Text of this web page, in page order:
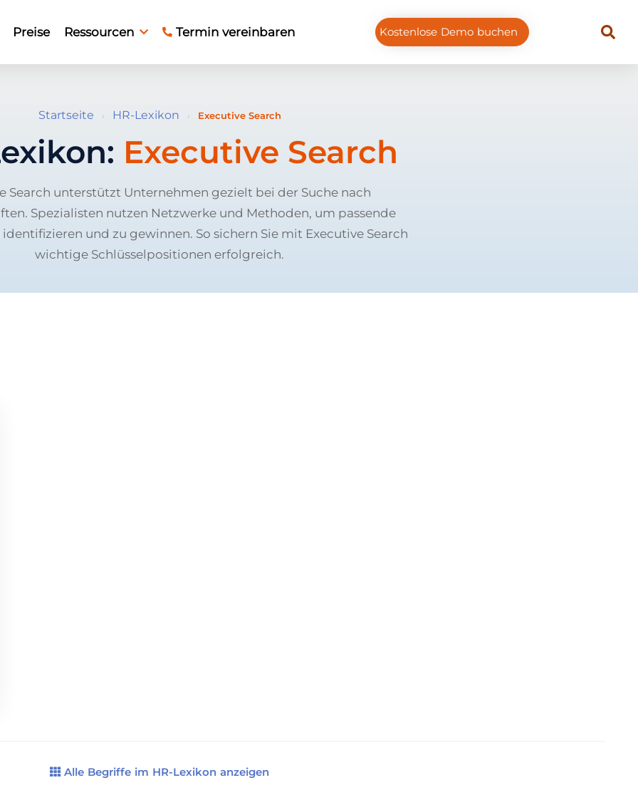
Preise Ressourcen Termin vereinbaren Kostenlose Demo buchen
Startseite › HR-Lexikon › Executive Search
Executive Search
Search unterstützt Unternehmen gezielt bei der Suche nach
Spezialisten nutzen Netzwerke und Methoden, um passende
und zu gewinnen. So sichern Sie mit Executive Search
wichtige Schlüsselpositionen erfolgreich.
Alle Begriffe im HR-Lexikon anzeigen